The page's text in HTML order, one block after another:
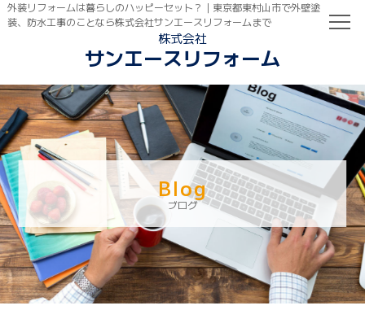
外装リフォームは暮らしのハッピーセット？｜東京都東村山市で外壁塗
装、防水工事のことなら株式会社サンエースリフォームまで
株式会社
サンエースリフォーム
初めての方へ
ご依頼の流れ
Blog
ブログ